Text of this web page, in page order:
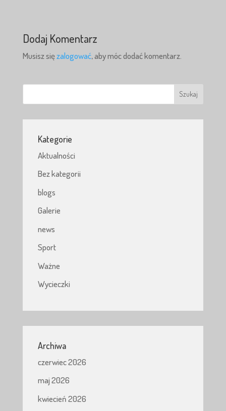
Dodaj Komentarz
Musisz sięzalogować, aby móc dodać komentarz.
Kategorie
Aktualności
Bez kategorii
blogs
Galerie
news
Sport
Ważne
Wycieczki
Archiwa
czerwiec 2026
maj 2026
kwiecień 2026